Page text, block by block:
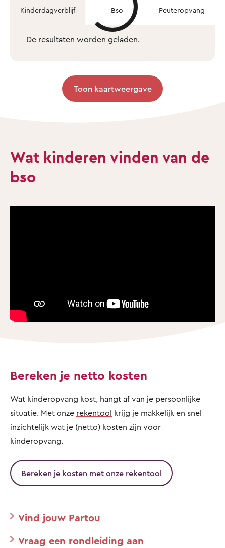
Kinderdagverblijf Bso Peuteropvang
De resultaten worden geladen.
Toon kaartweergave
Wat kinderen vinden van de
bso
Bereken je netto kosten
Wat kinderopvang kost, hangt af van je persoonlijke
situatie. Met onze rekentool krijg je makkelijk en snel
inzichtelijk wat je (netto) kosten zijn voor
kinderopvang.
Bereken je kosten met onze rekentool
Vind jouw Partou
Vraag een rondleiding aan